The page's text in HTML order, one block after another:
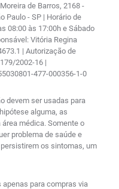
de Barros, 2168 -
Paulo - SP | Horário de
08:00 às 17:00h e Sábado
Vitória Regina
| Autorização de
2002-16 |
477-000356-1-0
devem ser usadas para
alguma, as
médica. Somente o
problema de saúde e
os sintomas, um
para compras via